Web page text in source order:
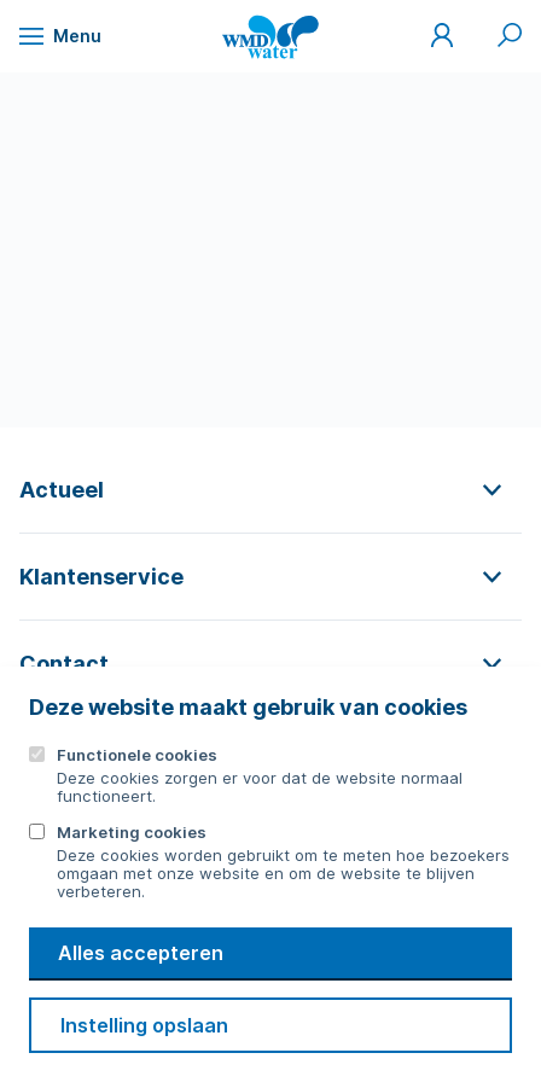
Naar
Deze website maakt gebruik van cookies
Functionele cookies
Deze cookies zorgen er voor dat de website normaal
functioneert.
Marketing cookies
Deze cookies worden gebruikt om te meten hoe bezoekers
omgaan met onze website en om de website te blijven
verbeteren.
Alles accepteren
Instelling opslaan
Menu
WMD
Drinkwater
Mijn
WMD
Zoek
Actueel
Klantenservice
Contact
Contact
Bericht sturen
WMD
Drinkwater
Cookie voorkeuren
Privacy Disclaimer